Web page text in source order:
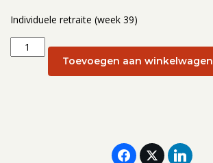
Individuele retraite (week 39)
Individuele
retraite
Toevoegen aan winkelwagen